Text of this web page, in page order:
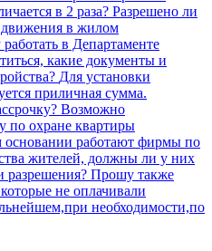
в 2 раза? Разрешено ли
движения в жилом
в Департаменте
какие документы и
Для установки
приличная сумма.
Возможно
по охране квартиры
основании работают фирмы по
жителей, должны ли у них
разрешения? Прошу также
не оплачивали
необходимости,по